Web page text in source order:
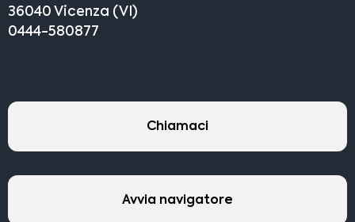
36040 Vicenza (VI)
0444-580877
Chiamaci
Avvia navigatore